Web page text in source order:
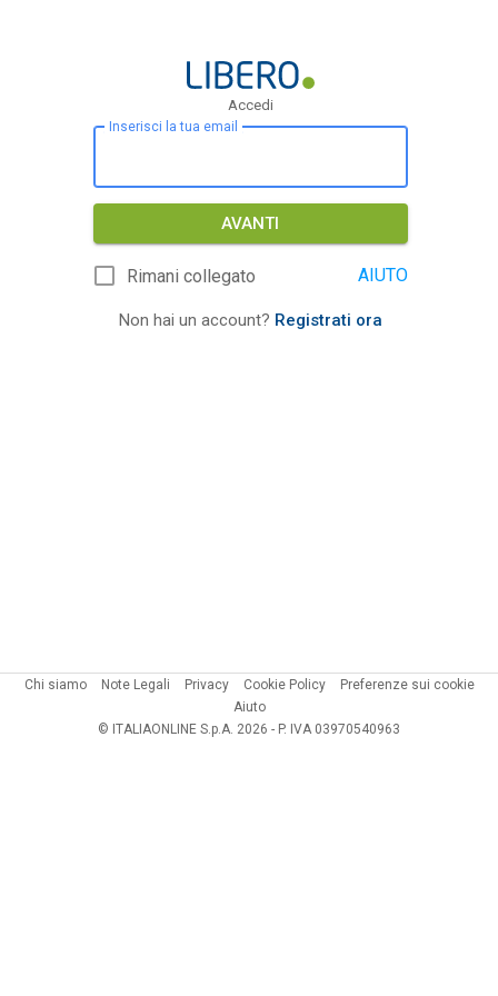
Accedi
Inserisci la tua email
AVANTI
Rimani collegato AIUTO
Non hai un account? Registrati ora
Chi siamo Note Legali Privacy Cookie Policy
Preferenze sui cookie
Aiuto
© ITALIAONLINE S.p.A. 2026 - P. IVA 03970540963